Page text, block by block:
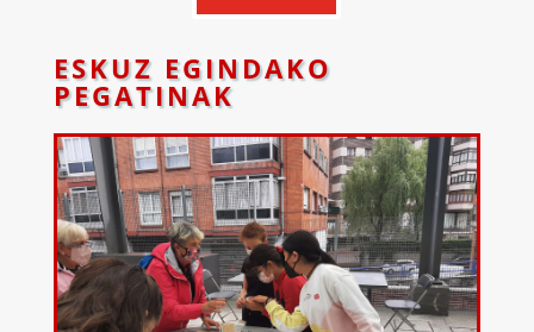
ESKUZ EGINDAKO
PEGATINAK